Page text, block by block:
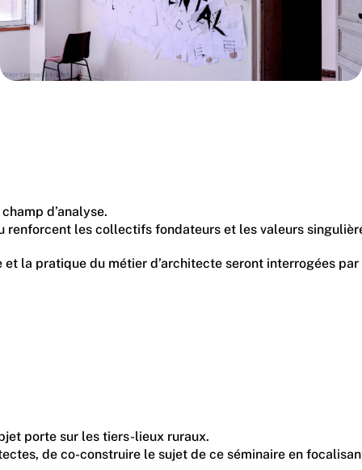
d’analyse.
les collectifs fondateurs et les valeurs
pratique du métier d’architecte seront
porte sur les tiers-lieux ruraux.
de co-construire le sujet de ce séminaire en